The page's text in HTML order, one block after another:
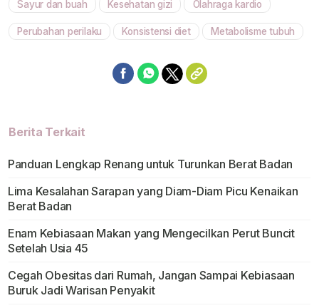
Sayur dan buah Kesehatan gizi Olahraga kardio
Perubahan perilaku Konsistensi diet Metabolisme tubuh
Berita Terkait
Panduan Lengkap Renang untuk Turunkan Berat Badan
Lima Kesalahan Sarapan yang Diam-Diam Picu Kenaikan
Berat Badan
Enam Kebiasaan Makan yang Mengecilkan Perut Buncit
Setelah Usia 45
Cegah Obesitas dari Rumah, Jangan Sampai Kebiasaan
Buruk Jadi Warisan Penyakit